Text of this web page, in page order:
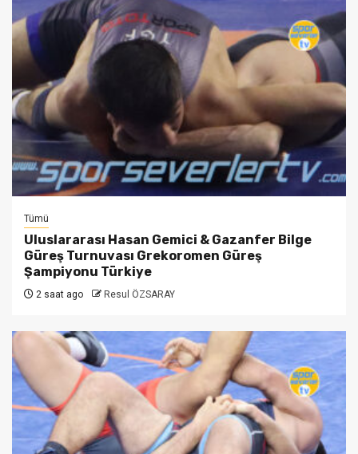
Tümü
Uluslararası Hasan Gemici & Gazanfer Bilge
Güreş Turnuvası Grekoromen Güreş
Şampiyonu Türkiye
2 saat ago Resul ÖZSARAY